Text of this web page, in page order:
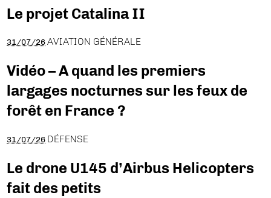
Le projet Catalina II
31/07/26 AVIATION GÉNÉRALE
Vidéo – A quand les premiers
largages nocturnes sur les feux de
forêt en France ?
31/07/26 DÉFENSE
Le drone U145 d’Airbus Helicopters
fait des petits